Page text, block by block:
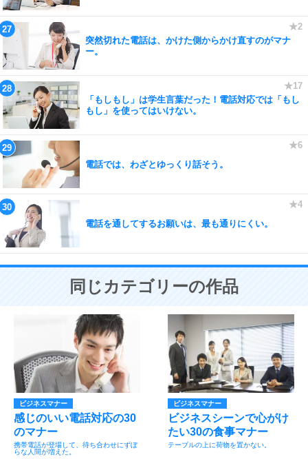
突然切れた電話は、かけた側からかけ直すのがマナ
ー。
「もしもし」は学生言葉だった！電話対応では「もし
もし」を使ってはいけない。
電話では、わざとゆっくり話そう。
電話を通してするお願いは、最も通りにくい。
同じカテゴリーの作品
ビジネスマナー
感じのいい電話対応の30
のマナー
携帯電話が登場して、待ち合わせにずぼ
らな人間が増えた。
ビジネスマナー
ビジネスシーンで心がけ
たい30の食事マナー
テーブルの上に荷物を置かない。